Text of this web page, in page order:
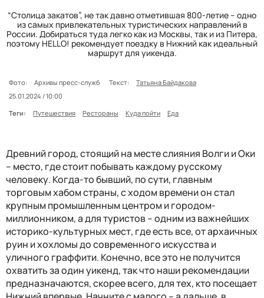
“Столица закатов”, не так давно отметившая 800-летие – одно
из самых привлекательных туристических направлений в
России. Добираться туда легко как из Москвы, так и из Питера,
поэтому HELLO! рекомендует поездку в Нижний как идеальный
маршрут для уикенда.
Фото: Архивы пресс-служб Текст:
Татьяна Байдакова
25.01.2024 / 10:00
Теги:
Путешествия Рестораны Куда пойти Еда
Древний город, стоящий на месте слияния Волги и Оки
– место, где стоит побывать каждому русскому
человеку. Когда-то бывший, по сути, главным
торговым хабом страны, с ходом времени он стал
крупным промышленным центром и городом-
миллионником, а для туристов – одним из важнейших
историко-культурных мест, где есть все, от архаичных
руин и хохломы до современного искусства и
уличного граффити. Конечно, все это не получится
охватить за один уикенд, так что наши рекомендации
предназначаются, скорее всего, для тех, кто посещает